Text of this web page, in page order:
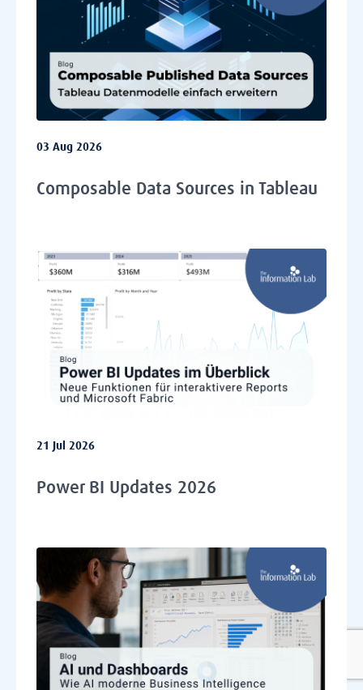
03 Aug 2026
Composable Data Sources in Tableau
21 Jul 2026
Power BI Updates 2026